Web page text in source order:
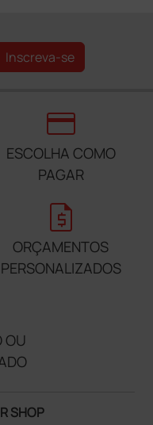
Inscreva-se
credit_card
ESCOLHA COMO
PAGAR
request_quote
ORÇAMENTOS
PERSONALIZADOS
OU
SHOP